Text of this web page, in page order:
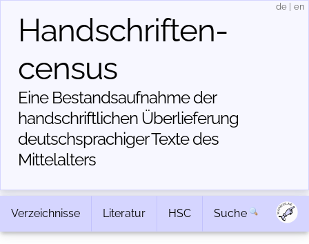
Handschriften­
census
Eine Bestandsaufnahme der
handschriftlichen Über­lieferung
deutschsprachiger Texte des
Mittelalters
de en
Verzeichnisse Literatur HSC Suche